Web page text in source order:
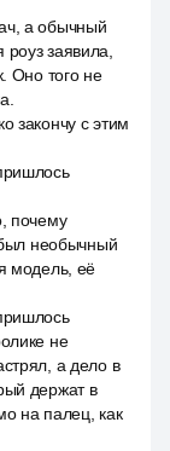
а обычный
заявила,
Оно того не
закончу с этим
почему
необычный
модель, её
не
а дело в
держат в
на палец, как